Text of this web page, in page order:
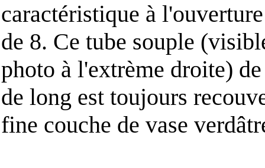
caractéristique à
de 8. Ce tube souple
photo à l'extrème droite)
de long est toujours
fine couche de vase